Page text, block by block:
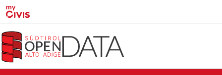
Skip to main content